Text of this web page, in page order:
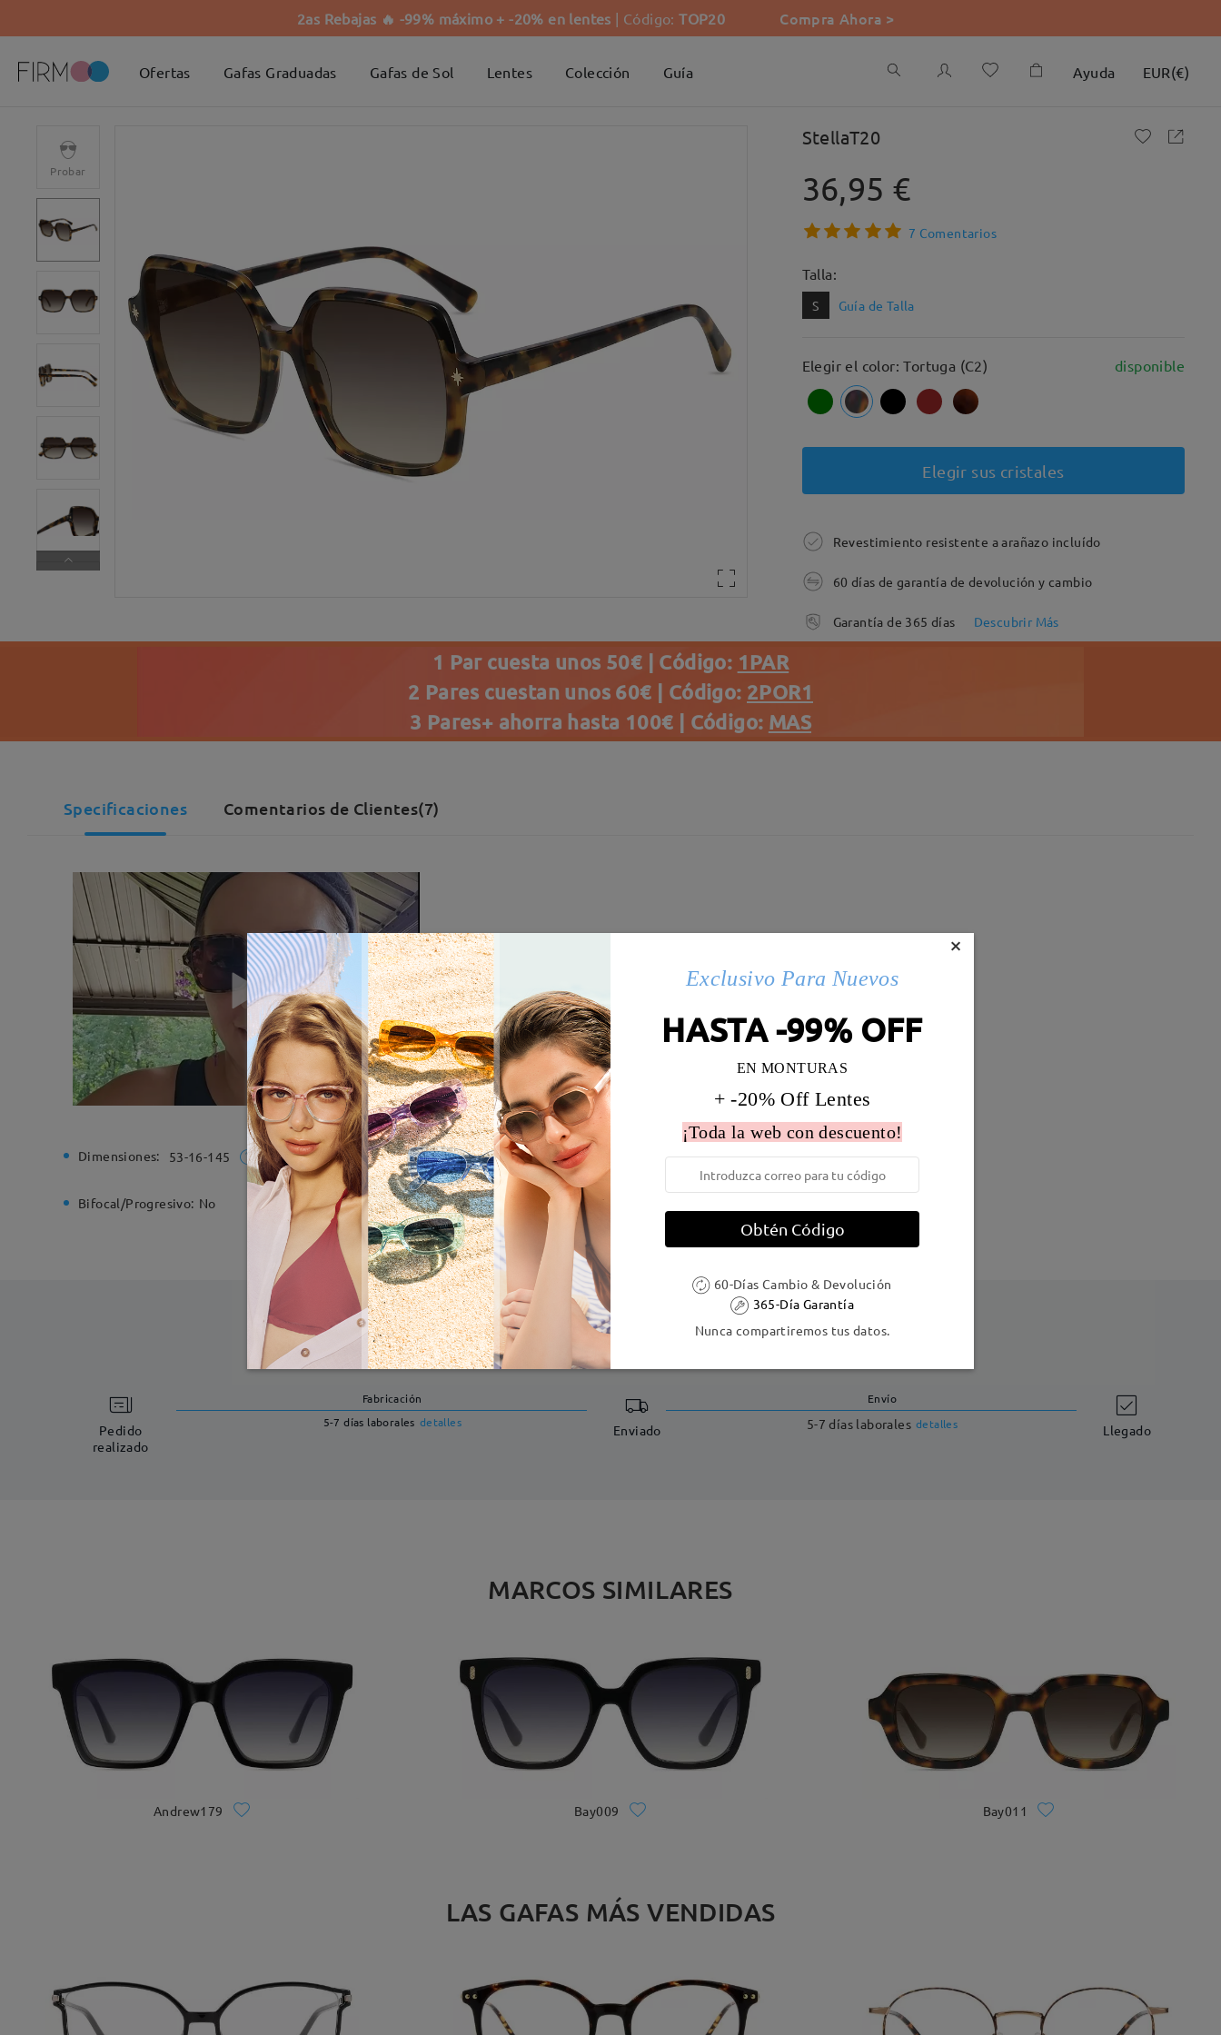
2as Rebajas 🔥 -99% máximo + -20% en lentes | Código:TOP20 Compra Ahora >
Ofertas Gafas Graduadas Gafas de Sol Lentes Colección Guía Ayuda EUR(€)
Probar
StellaT20
36,95 €
7 Comentarios
Talla:
S Guía de Talla
Elegir el color: Tortuga (C2) disponible
Elegir sus cristales
Revestimiento resistente a arañazo incluído
60 días de garantía de devolución y cambio
Garantía de 365 días Descubrir Más
1 Par cuesta unos 50€ | Código: 1PAR
2 Pares cuestan unos 60€ | Código: 2POR1
3 Pares+ ahorra hasta 100€ | Código: MAS
Specificaciones Comentarios de Clientes(7)
Dimensiones: 53-16-145 Ancho de la montura: 128 mm Paqueño Diametro de lentes: 57 mm Peso:
Bifocal/Progresivo: No Bisagra de resorte: No
DELIVERY
Pedido
realizado
Fabricación
5-7 días laborales detalles Enviado
Envío
5-7 días laborales detalles Llegado
MARCOS SIMILARES
Andrew179 Bay009 Bay011
LAS GAFAS MÁS VENDIDAS
×
Exclusivo Para Nuevos
HASTA -99% OFF
EN MONTURAS
+ -20% Off Lentes
¡Toda la web con descuento!
Obtén Código
60-Días Cambio & Devolución
365-Día Garantía
Nunca compartiremos tus datos.